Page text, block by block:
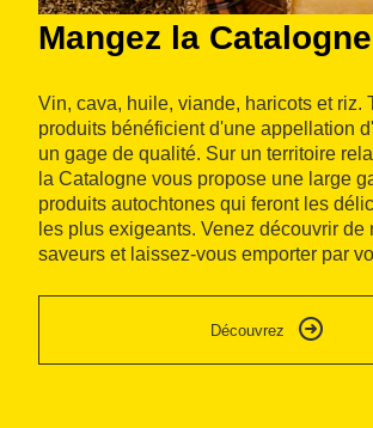
Mangez la Catalogne
Vin, cava, huile, viande, haricots et riz.
produits bénéficient d'une appellation
un gage de qualité. Sur un territoire
la Catalogne vous propose une large
produits autochtones qui feront les
les plus exigeants. Venez découvrir de
saveurs et laissez-vous emporter par
Découvrez